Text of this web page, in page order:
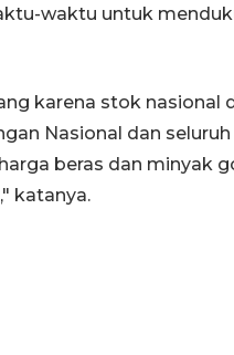
waktu untuk
karena stok nasional
Nasional dan
beras dan minyak
katanya.